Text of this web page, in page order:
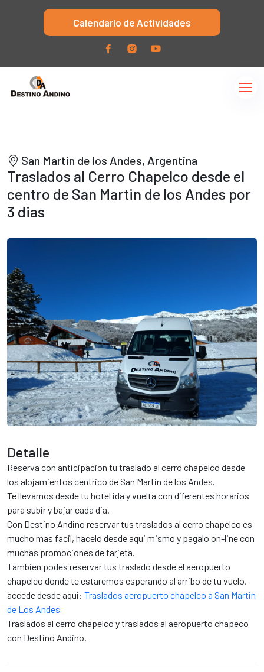
Calendario de Actividades
San Martin de los Andes, Argentina
Traslados al Cerro Chapelco desde el
centro de San Martin de los Andes por
3 dias
Detalle
Reserva con anticipacion tu traslado al cerro chapelco desde
los alojamientos centrico de San Martin de los Andes.
Te llevamos desde tu hotel ida y vuelta con diferentes horarios
para subir y bajar cada dia.
Con Destino Andino reservar tus traslados al cerro chapelco es
mucho mas facil, hacelo desde aqui mismo y pagalo on-line con
muchas promociones de tarjeta.
Tambien podes reservar tus traslado desde el aeropuerto
chapelco donde te estaremos esperando al arribo de tu vuelo,
accede desde aqui: Traslados aeropuerto chapelco a San Martin
de Los Andes
Traslados al cerro chapelco y traslados al aeropuerto chapeco
con Destino Andino.